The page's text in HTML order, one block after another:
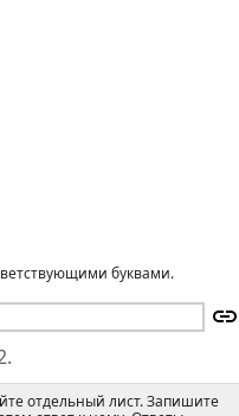
буквами.
отдельный лист. Запишите